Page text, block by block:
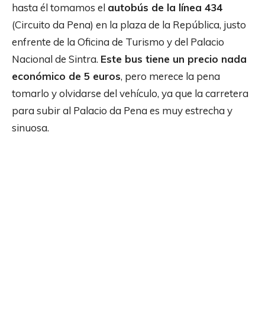
hasta él tomamos el autobús de la línea 434
(Circuito da Pena) en la plaza de la República, justo
enfrente de la Oficina de Turismo y del Palacio
Nacional de Sintra. Este bus tiene un precio nada
económico de 5 euros, pero merece la pena
tomarlo y olvidarse del vehículo, ya que la carretera
para subir al Palacio da Pena es muy estrecha y
sinuosa.